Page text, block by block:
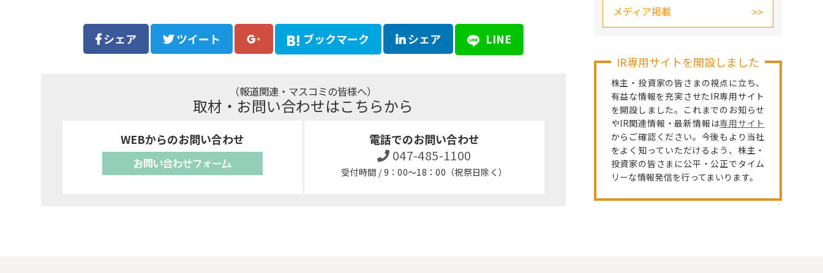
シェア ツイート ブックマーク シェア LINE
（報道関連・マスコミの皆様へ）
取材・お問い合わせはこちらから
WEBからのお問い合わせ
お問い合わせフォーム
電話でのお問い合わせ
047-485-1100
受付時間 / 9：00～18：00（祝祭日除く）
メディア掲載
IR専用サイトを開設しました
株主・投資家の皆さまの視点に立ち、
有益な情報を充実させたIR専用サイト
を開設しました。これまでのお知らせ
やIR関連情報・最新情報は専用サイト
からご確認ください。今後もより当社
をよく知っていただけるよう、株主・
投資家の皆さまに公平・公正でタイム
リーな情報発信を行ってまいります。